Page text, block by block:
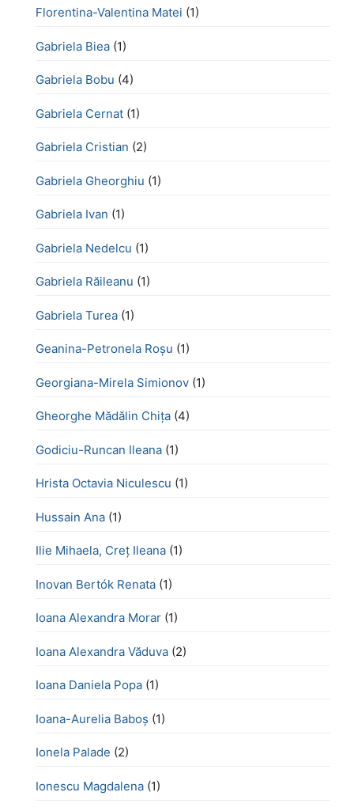
Florentina-Valentina Matei (1)
Gabriela Biea (1)
Gabriela Bobu (4)
Gabriela Cernat (1)
Gabriela Cristian (2)
Gabriela Gheorghiu (1)
Gabriela Ivan (1)
Gabriela Nedelcu (1)
Gabriela Răileanu (1)
Gabriela Turea (1)
Geanina-Petronela Roșu (1)
Georgiana-Mirela Simionov (1)
Gheorghe Mădălin Chiţa (4)
Godiciu-Runcan Ileana (1)
Hrista Octavia Niculescu (1)
Hussain Ana (1)
Ilie Mihaela, Creț Ileana (1)
Inovan Bertók Renata (1)
Ioana Alexandra Morar (1)
Ioana Alexandra Văduva (2)
Ioana Daniela Popa (1)
Ioana-Aurelia Baboș (1)
Ionela Palade (2)
Ionescu Magdalena (1)